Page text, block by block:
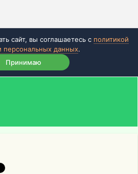
сайт, вы соглашаетесь с политикой
персональных данных.
Принимаю